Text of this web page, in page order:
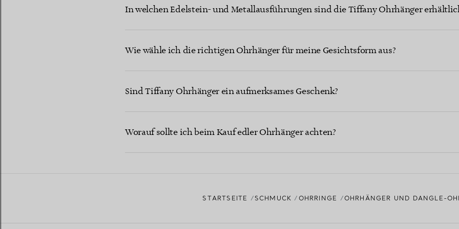
In welchen Edelstein- und Metallausführungen sind die Tiffany Ohrhänger
Wie wähle ich die richtigen Ohrhänger für meine Gesichtsform aus?
Sind Tiffany Ohrhänger ein aufmerksames Geschenk?
Worauf sollte ich beim Kauf edler Ohrhänger achten?
STARTSEITE SCHMUCK OHRRINGE OHRHÄNGER UND DANGLE-